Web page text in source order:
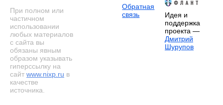
При полном или
частичном
использовании
любых материалов
с сайта вы
обязаны явным
образом указывать
гиперссылку на
сайт www.nixp.ru в
качестве
источника.
Обратная
связь
Идея и
поддержка
проекта —
Дмитрий
Шурупов